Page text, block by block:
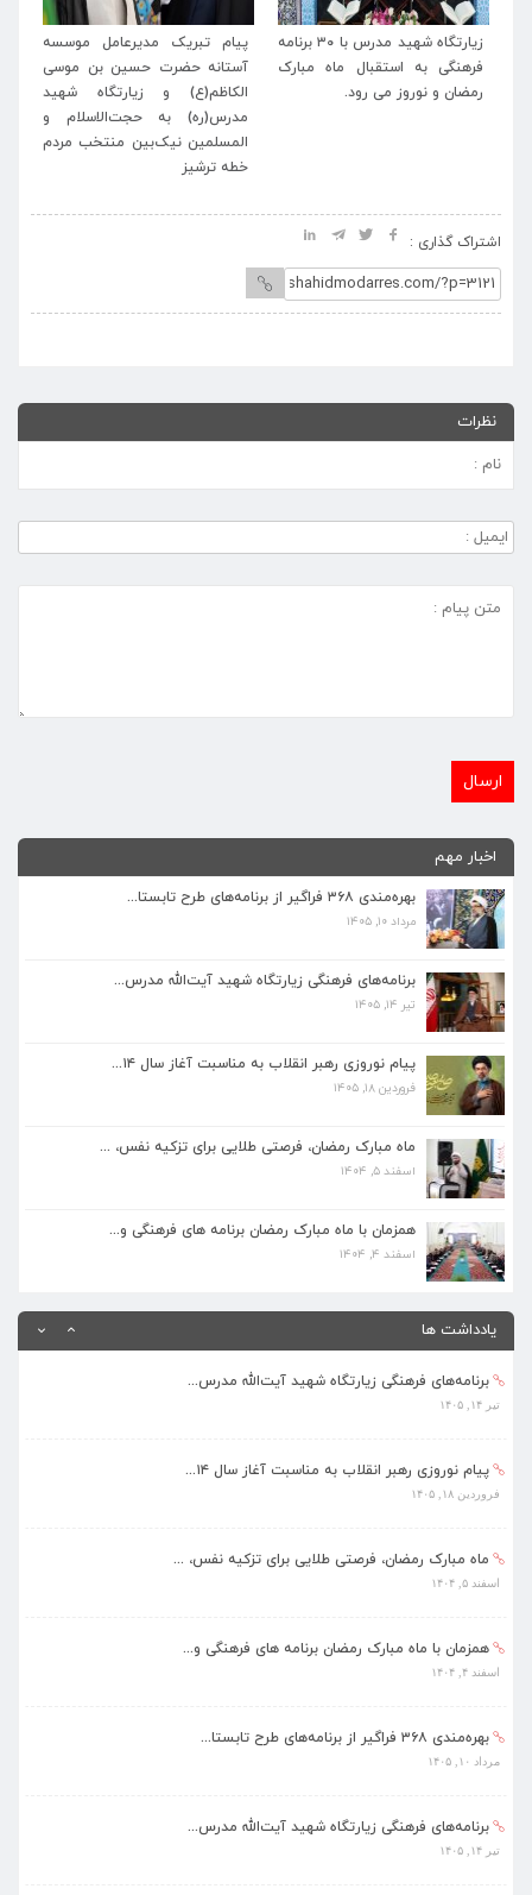
زیارتگاه شهید مدرس با ۳۰ برنامه
فرهنگی به استقبال ماه مبارک
رمضان و نوروز می رود.
پیام تبریک مدیرعامل موسسه
آستانه حضرت حسین بن موسی
الکاظم(ع) و زیارتگاه شهید
مدرس(ره) به حجت‌الاسلام و
المسلمین نیک‌بین منتخب مردم
خطه ترشیز
اشتراک گذاری :
نظرات
اخبار مهم
بهره‌مندی ۳۶۸ فراگیر از برنامه‌های طرح تابستا...
مرداد ۱۰, ۱۴۰۵
برنامه‌های فرهنگی زیارتگاه شهید آیت‌الله مدرس...
تیر ۱۴, ۱۴۰۵
پیام نوروزی رهبر انقلاب به مناسبت آغاز سال ۱۴...
فروردین ۱۸, ۱۴۰۵
ماه مبارک رمضان، فرصتی طلایی برای تزکیه نفس، ...
اسفند ۵, ۱۴۰۴
همزمان با ماه مبارک رمضان برنامه های فرهنگی و...
اسفند ۴, ۱۴۰۴
یادداشت ها
برنامه‌های فرهنگی زیارتگاه شهید آیت‌الله مدرس...
پیام نوروزی رهبر انقلاب به مناسبت آغاز سال ۱۴...
ماه مبارک رمضان، فرصتی طلایی برای تزکیه نفس، ...
اسفند ۵, ۱۴۰۴
همزمان با ماه مبارک رمضان برنامه های فرهنگی و...
اسفند ۴, ۱۴۰۴
مرداد ۱۰, ۱۴۰۵
برنامه‌های فرهنگی زیارتگاه شهید آیت‌الله مدرس...
تیر ۱۴, ۱۴۰۵
پیام نوروزی رهبر انقلاب به مناسبت آغاز سال ۱۴...
فروردین ۱۸, ۱۴۰۵
ماه مبارک رمضان، فرصتی طلایی برای تزکیه نفس، ...
اسفند ۵, ۱۴۰۴
همزمان با ماه مبارک رمضان برنامه های فرهنگی و...
اسفند ۴, ۱۴۰۴
بهره‌مندی ۳۶۸ فراگیر از برنامه‌های طرح تابستا...
مرداد ۱۰, ۱۴۰۵
برنامه‌های فرهنگی زیارتگاه شهید آیت‌الله مدرس...
تیر ۱۴, ۱۴۰۵